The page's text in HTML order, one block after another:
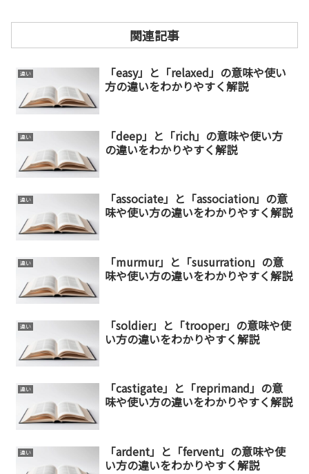
関連記事
違い
「easy」と「relaxed」の意味や使い
方の違いをわかりやすく解説
違い
「deep」と「rich」の意味や使い方
の違いをわかりやすく解説
違い
「associate」と「association」の意
味や使い方の違いをわかりやすく解説
違い
「murmur」と「susurration」の意
味や使い方の違いをわかりやすく解説
違い
「soldier」と「trooper」の意味や使
い方の違いをわかりやすく解説
違い
「castigate」と「reprimand」の意
味や使い方の違いをわかりやすく解説
違い
「ardent」と「fervent」の意味や使
い方の違いをわかりやすく解説